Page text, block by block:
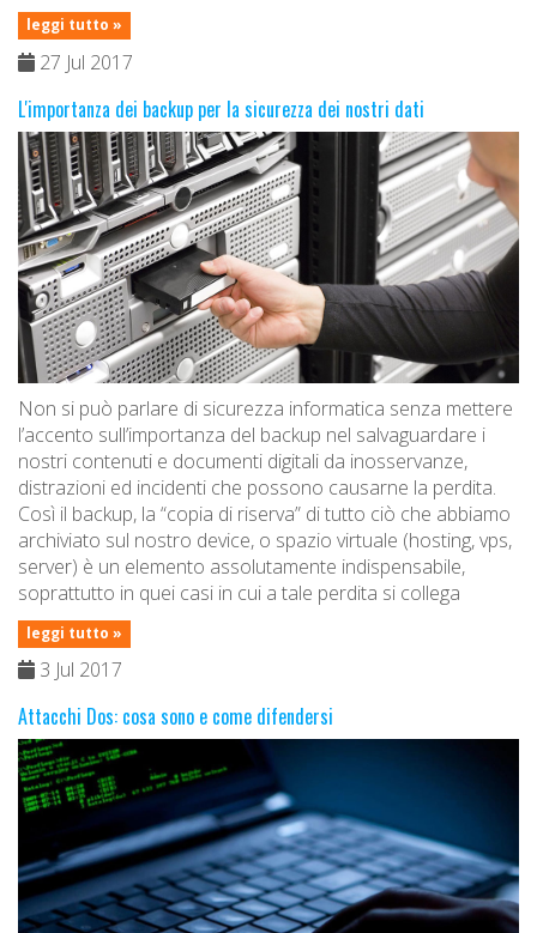
leggi tutto »
27 Jul 2017
L'importanza dei backup per la sicurezza dei nostri dati
Non si può parlare di sicurezza informatica senza mettere
l’accento sull’importanza del backup nel salvaguardare i
nostri contenuti e documenti digitali da inosservanze,
distrazioni ed incidenti che possono causarne la perdita.
Così il backup, la “copia di riserva” di tutto ciò che abbiamo
archiviato sul nostro device, o spazio virtuale (hosting, vps,
server) è un elemento assolutamente indispensabile,
soprattutto in quei casi in cui a tale perdita si collega
leggi tutto »
3 Jul 2017
Attacchi Dos: cosa sono e come difendersi